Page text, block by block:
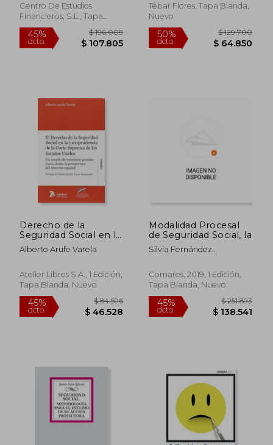
Centro De Estudios
Financieros, S.L., Tapa
Blanda,Usado
45% $ 196.009
Tébar Flores, Tapa Blanda,
Nuevo
50% $
Derecho de la
Seguridad Social en la
jurisprudencia de la
Corte Suprema de los
estudio de veintisiete
grandes casos, desde
Derecho español.
(Atelier Laboral)
Alberto Arufe Varela
Atelier Libros S.A., 1 Edición,
Tapa Blanda, Nuevo
Modalidad Procesal
de Seguridad Social, la
Silvia Fernández
Comares, 2019, 1 Edición,
Tapa Blanda, Nuevo